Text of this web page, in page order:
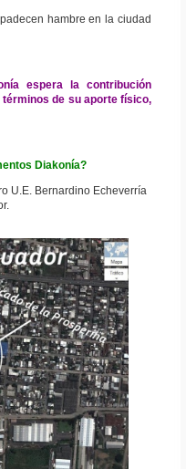
hambre en la ciudad
espera la contribución
de su aporte físico,
Diakonía?
U.E. Bernardino Echeverría